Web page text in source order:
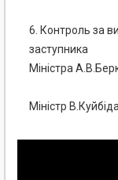
6. Контроль за
заступника
Міністра
Міністр